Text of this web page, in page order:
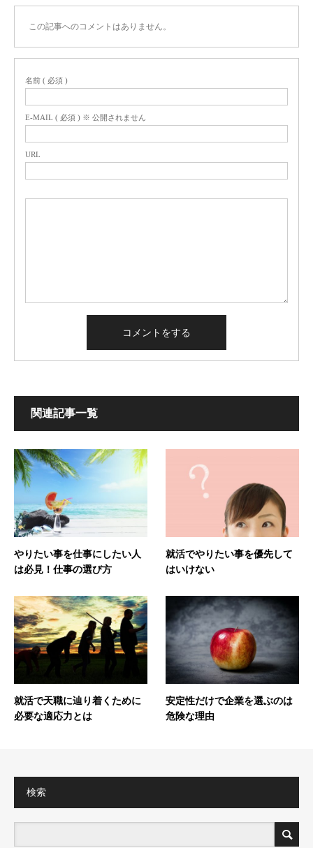
この記事へのコメントはありません。
名前 ( 必須 )
E-MAIL ( 必須 ) ※ 公開されません
URL
関連記事一覧
やりたい事を仕事にしたい人
は必見！仕事の選び方
就活でやりたい事を優先して
はいけない
就活で天職に辿り着くために
必要な適応力とは
安定性だけで企業を選ぶのは
危険な理由
検索